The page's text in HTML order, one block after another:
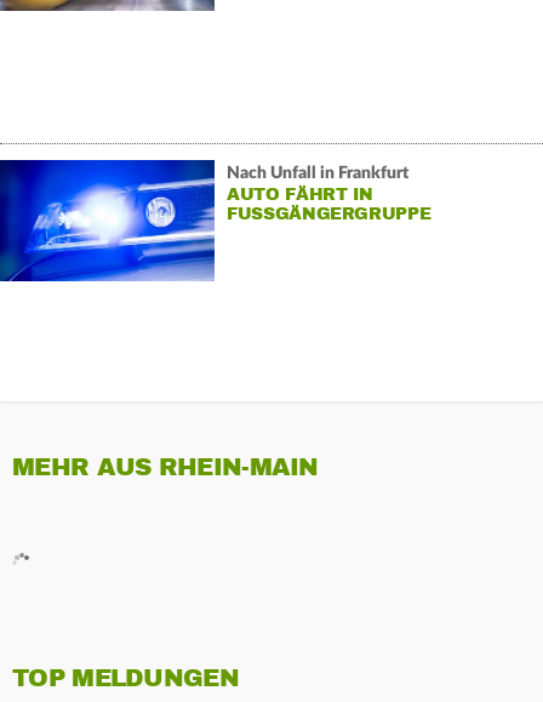
Nach Unfall in Frankfurt
AUTO FÄHRT IN
FUSSGÄNGERGRUPPE
MEHR AUS RHEIN-MAIN
TOP MELDUNGEN